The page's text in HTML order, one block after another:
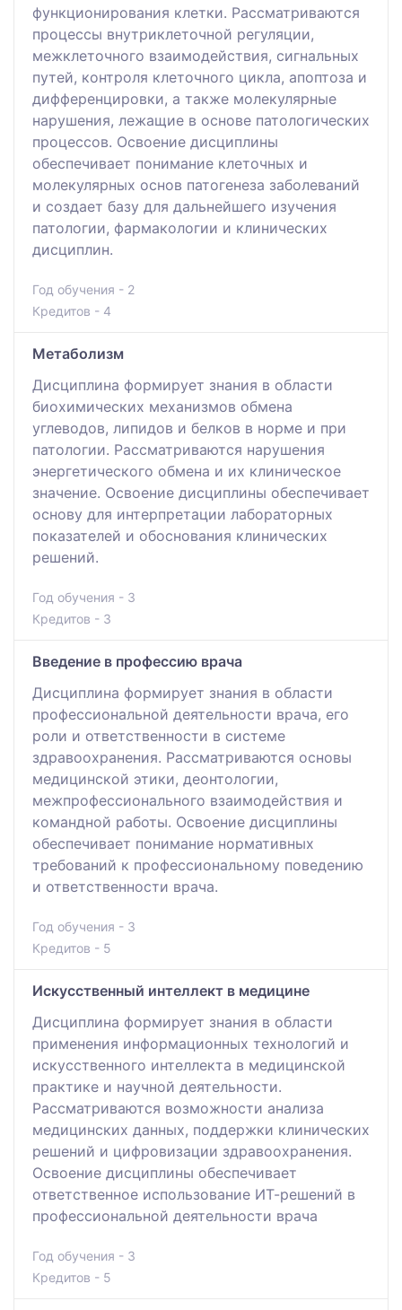
функционирования клетки. Рассматриваются
процессы внутриклеточной регуляции,
межклеточного взаимодействия, сигнальных
путей, контроля клеточного цикла, апоптоза и
дифференцировки, а также молекулярные
нарушения, лежащие в основе патологических
процессов. Освоение дисциплины
обеспечивает понимание клеточных и
молекулярных основ патогенеза заболеваний
и создает базу для дальнейшего изучения
патологии, фармакологии и клинических
дисциплин.
Год обучения - 2
Кредитов - 4
Метаболизм
Дисциплина формирует знания в области
биохимических механизмов обмена
углеводов, липидов и белков в норме и при
патологии. Рассматриваются нарушения
энергетического обмена и их клиническое
значение. Освоение дисциплины обеспечивает
основу для интерпретации лабораторных
показателей и обоснования клинических
решений.
Год обучения - 3
Кредитов - 3
Введение в профессию врача
Дисциплина формирует знания в области
профессиональной деятельности врача, его
роли и ответственности в системе
здравоохранения. Рассматриваются основы
медицинской этики, деонтологии,
межпрофессионального взаимодействия и
командной работы. Освоение дисциплины
обеспечивает понимание нормативных
требований к профессиональному поведению
и ответственности врача.
Год обучения - 3
Кредитов - 5
Искусственный интеллект в медицине
Дисциплина формирует знания в области
применения информационных технологий и
искусственного интеллекта в медицинской
практике и научной деятельности.
Рассматриваются возможности анализа
медицинских данных, поддержки клинических
решений и цифровизации здравоохранения.
Освоение дисциплины обеспечивает
ответственное использование ИТ-решений в
профессиональной деятельности врача
Год обучения - 3
Кредитов - 5